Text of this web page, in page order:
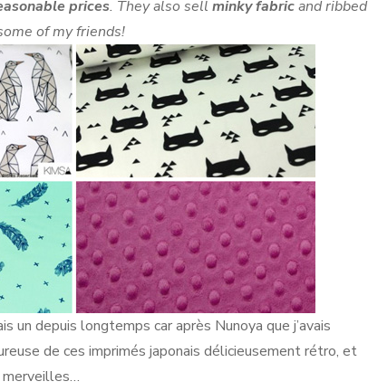
prices. They also sell minky fabricand ribbed
of my friends!
un depuis longtemps car après Nunoya que j’avais
de ces imprimés japonais délicieusement rétro, et